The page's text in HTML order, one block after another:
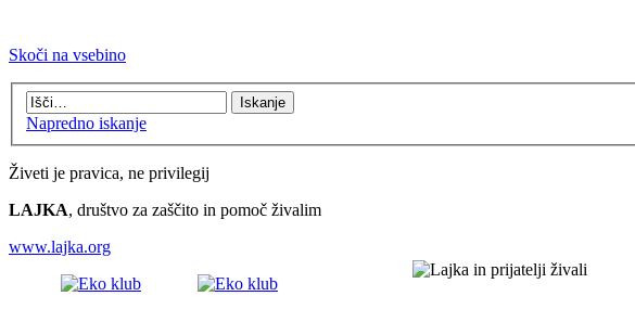
Skoči na vsebino
Napredno iskanje
Živeti je pravica, ne privilegij
LAJKA, društvo za zaščito in pomoč živalim
www.lajka.org